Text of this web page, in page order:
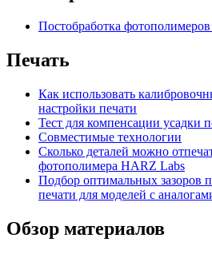
Постобработка
Печать
Как использовать
настройки печати
Тест для компенсации усадки
Совместимые технологии
Сколько деталей можно
фотополимера HARZ Labs
Подбор оптимальных зазоров
печати для моделей с
Обзор материалов